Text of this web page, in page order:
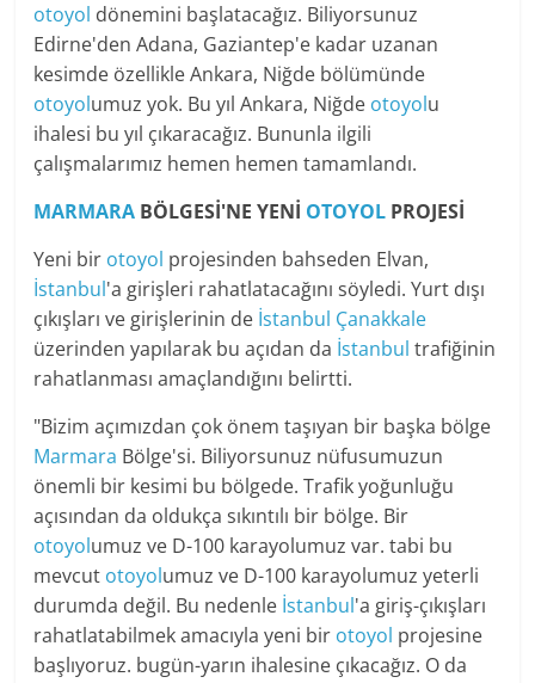
otoyol dönemini başlatacağız. Biliyorsunuz
Edirne'den Adana, Gaziantep'e kadar uzanan
kesimde özellikle Ankara, Niğde bölümünde
otoyolumuz yok. Bu yıl Ankara, Niğde otoyolu
ihalesi bu yıl çıkaracağız. Bununla ilgili
çalışmalarımız hemen hemen tamamlandı.
MARMARA BÖLGESİ'NE YENİ OTOYOL PROJESİ
Yeni bir otoyol projesinden bahseden Elvan,
İstanbul'a girişleri rahatlatacağını söyledi. Yurt dışı
çıkışları ve girişlerinin de İstanbul Çanakkale
üzerinden yapılarak bu açıdan da İstanbul trafiğinin
rahatlanması amaçlandığını belirtti.
"Bizim açımızdan çok önem taşıyan bir başka bölge
Marmara Bölge'si. Biliyorsunuz nüfusumuzun
önemli bir kesimi bu bölgede. Trafik yoğunluğu
açısından da oldukça sıkıntılı bir bölge. Bir
otoyolumuz ve D-100 karayolumuz var. tabi bu
mevcut otoyolumuz ve D-100 karayolumuz yeterli
durumda değil. Bu nedenle İstanbul'a giriş-çıkışları
rahatlatabilmek amacıyla yeni bir otoyol projesine
başlıyoruz. bugün-yarın ihalesine çıkacağız. O da